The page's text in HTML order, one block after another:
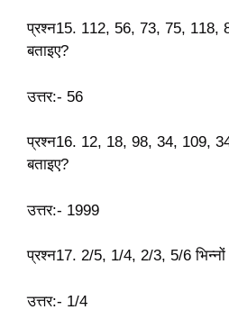
प्रश्न15. 112, 56, 73, 75, 118,
बताइए?
उत्तर:- 56
प्रश्न16. 12, 18, 98, 34, 109,
बताइए?
उत्तर:- 1999
प्रश्न17. 2/5, 1/4, 2/3, 5/6 भिन्नों
उत्तर:- 1/4